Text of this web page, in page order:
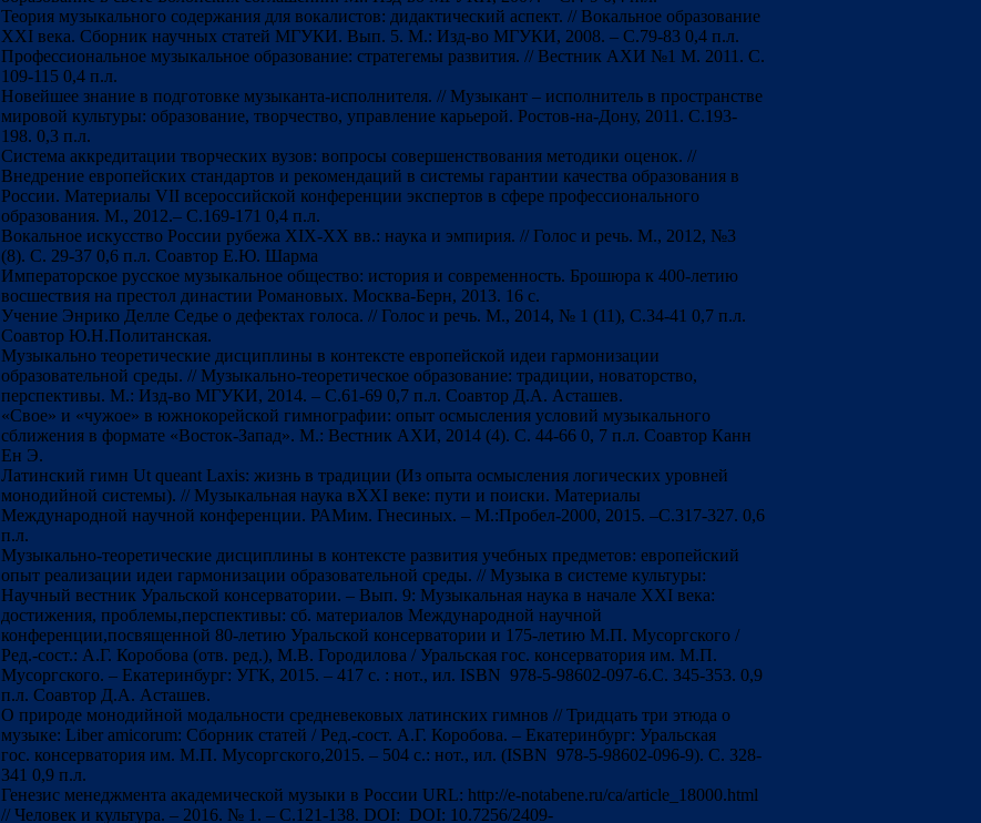
Теория музыкального содержания для вокалистов: дидактический аспект. // Вокальное образование
ХХI века. Сборник научных статей МГУКИ. Вып. 5. М.: Изд-во МГУКИ, 2008. – С.79-83 0,4 п.л.
Профессиональное музыкальное образование: стратегемы развития. // Вестник АХИ №1 М. 2011. С.
109-115 0,4 п.л.
Новейшее знание в подготовке музыканта-исполнителя. // Музыкант – исполнитель в пространстве
мировой культуры: образование, творчество, управление карьерой. Ростов-на-Дону, 2011. С.193-
198. 0,3 п.л.
Система аккредитации творческих вузов: вопросы совершенствования методики оценок. //
Внедрение европейских стандартов и рекомендаций в системы гарантии качества образования в
России. Материалы VII всероссийской конференции экспертов в сфере профессионального
образования. М., 2012.– С.169-171 0,4 п.л.
Вокальное искусство России рубежа XIX-XX вв.: наука и эмпирия. // Голос и речь. М., 2012, №3
(8). С. 29-37 0,6 п.л. Соавтор Е.Ю. Шарма
Императорское русское музыкальное общество: история и современность. Брошюра к 400-летию
восшествия на престол династии Романовых. Москва-Берн, 2013. 16 с.
Учение Энрико Делле Седье о дефектах голоса. // Голос и речь. М., 2014, № 1 (11), С.34-41 0,7 п.л.
Соавтор Ю.Н.Политанская.
Музыкально теоретические дисциплины в контексте европейской идеи гармонизации
образовательной среды. // Музыкально-теоретическое образование: традиции, новаторство,
перспективы. М.: Изд-во МГУКИ, 2014. – С.61-69 0,7 п.л. Соавтор Д.А. Асташев.
«Свое» и «чужое» в южнокорейской гимнографии: опыт осмысления условий музыкального
сближения в формате «Восток-Запад». М.: Вестник АХИ, 2014 (4). С. 44-66 0, 7 п.л. Соавтор Канн
Ен Э.
Латинский гимн Ut queant Laxis: жизнь в традиции (Из опыта осмысления логических уровней
монодийной системы). // Музыкальная наука вXXI веке: пути и поиски. Материалы
Международной научной конференции. РАМим. Гнесиных. – М.:Пробел-2000, 2015. –С.317-327. 0,6
п.л.
Музыкально-теоретические дисциплины в контексте развития учебных предметов: европейский
опыт реализации идеи гармонизации образовательной среды. // Музыка в системе культуры:
Научный вестник Уральской консерватории. – Вып. 9: Музыкальная наука в начале XXI века:
достижения, проблемы,перспективы: сб. материалов Международной научной
конференции,посвященной 80-летию Уральской консерватории и 175-летию М.П. Мусоргского /
Ред.-сост.: А.Г. Коробова (отв. ред.), М.В. Городилова / Уральская гос. консерватория им. М.П.
Мусоргского. – Екатеринбург: УГК, 2015. – 417 с. : нот., ил. ISBN 978-5-98602-097-6.С. 345-353. 0,9
п.л. Соавтор Д.А. Асташев.
О природе монодийной модальности средневековых латинских гимнов // Тридцать три этюда о
музыке: Liber amicorum: Сборник статей / Ред.-сост. А.Г. Коробова. – Екатеринбург: Уральская
гос. консерватория им. М.П. Мусоргского,2015. – 504 с.: нот., ил. (ISBN 978-5-98602-096-9). С. 328-
341 0,9 п.л.
Генезис менеджмента академической музыки в России URL: http://e-notabene.ru/ca/article_18000.html
// Человек и культура. – 2016. № 1. – С.121-138. DOI: DOI: 10.7256/2409-